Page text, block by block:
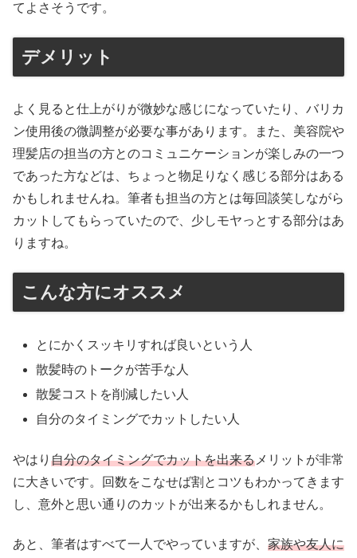
てよさそうです。
デメリット
よく見ると仕上がりが微妙な感じになっていたり、バリカ
ン使用後の微調整が必要な事があります。また、美容院や
理髪店の担当の方とのコミュニケーションが楽しみの一つ
であった方などは、ちょっと物足りなく感じる部分はある
かもしれませんね。筆者も担当の方とは毎回談笑しながら
カットしてもらっていたので、少しモヤっとする部分はあ
りますね。
こんな方にオススメ
とにかくスッキリすれば良いという人
散髪時のトークが苦手な人
散髪コストを削減したい人
自分のタイミングでカットしたい人
やはり 自分のタイミングでカットを出来る メリットが非常
に大きいです。回数をこなせば割とコツもわかってきます
し、意外と思い通りのカットが出来るかもしれません。
あと、筆者はすべて一人でやっていますが、 家族や友人に